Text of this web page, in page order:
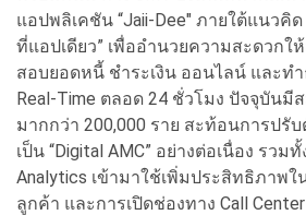
แอปพลิเคชัน “Jaii-Dee" ภายใต้แนวคิด
ที่แอปเดียว” เพื่ออำนวยความสะดวกใ
สอบยอดหนี้ ชำระเงิน ออนไลน์ และท
Real-Time ตลอด 24 ชั่วโมง ปัจจุบันมี
มากกว่า 200,000 ราย สะท้อนการปรั
เป็น “Digital AMC” อย่างต่อเนื่อง รวม
Analytics เข้ามาใช้เพิ่มประสิทธิภาพ
ลูกค้า และการเปิดช่องทาง Call